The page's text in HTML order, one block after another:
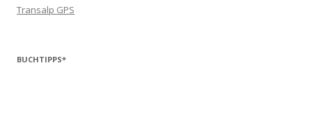
Transalp GPS
BUCHTIPPS*